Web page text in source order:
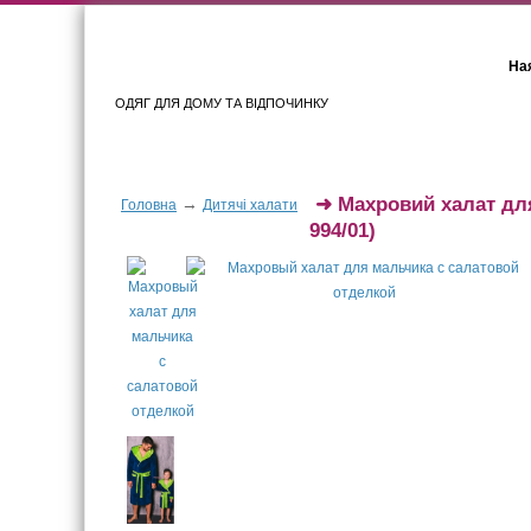
ОДЯГ ДЛЯ ДОМУ ТА ВІДПОЧИНКУ
Головна → Дитячі халати ➜ Махровий халат
994/01)